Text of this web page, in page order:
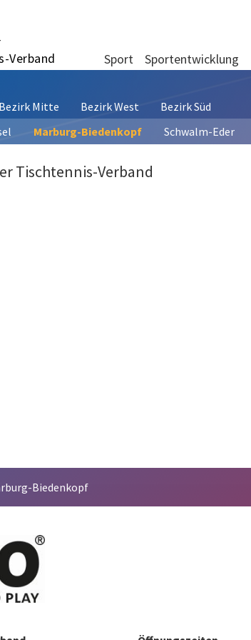
Verband
Sport Sportentwicklung
Bezirk Mitte Bezirk West
Bezirk Süd
Marburg-Biedenkopf Schwalm-Eder
Tischtennis-Verband
Biedenkopf